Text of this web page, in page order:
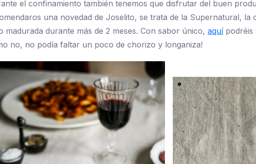
el confinamiento también tenemos que disfrutar del buen
una novedad de Joselito, se trata de la Supernatural, la
madurada durante más de 2 meses. Con sabor único, aquípodréis
no, no podía faltar un poco de chorizo y longaniza!